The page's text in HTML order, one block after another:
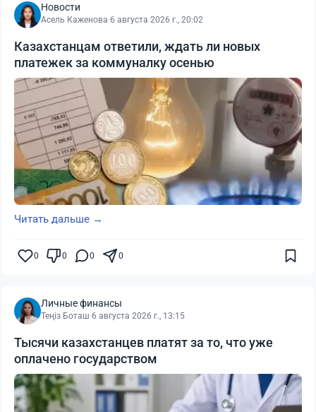
Новости
Асель Каженова·6 августа 2026 г., 20:02
Казахстанцам ответили, ждать ли новых
платежек за коммуналку осенью
Читать дальше →
0 0 0 0
Личные финансы
Теңіз Боташ·6 августа 2026 г., 13:15
Тысячи казахстанцев платят за то, что уже
оплачено государством